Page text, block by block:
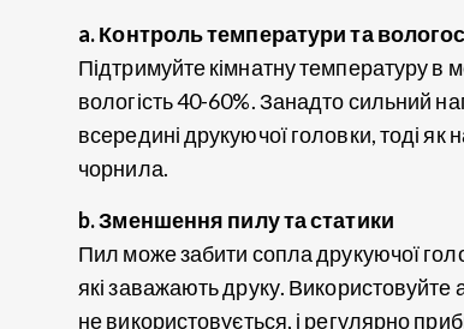
a. Контроль температури та
Підтримуйте кімнатну температуру в
вологість 40-60%. Занадто сильний
всередині друкуючої головки, тоді
чорнила.
b. Зменшення пилу та статики
Пил може забити сопла друкуючої
які заважають друку. Використовуйте
не використовується, і регулярно